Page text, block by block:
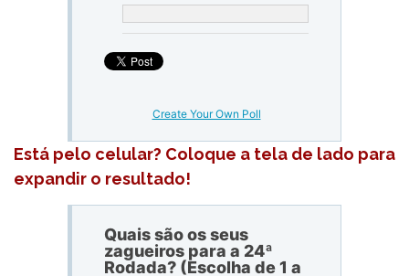
Create Your Own Poll
Está pelo celular? Coloque a tela de lado para
expandir o resultado!
Quais são os seus
zagueiros para a 24ª
Rodada? (Escolha de 1 a